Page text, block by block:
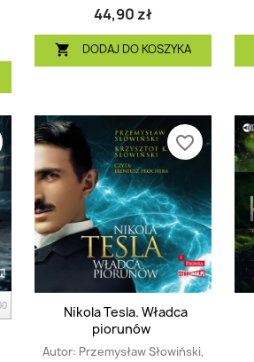
44,90 zł
 DODAJ DO KOSZYKA
Nikola Tesla. Władca
piorunów
Autor: Przemysław Słowiński,
favorite_border